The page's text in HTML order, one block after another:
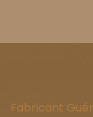
Fabricant